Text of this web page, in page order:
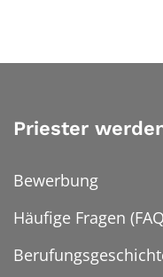
Priester
Bewerbung
Häufige Fragen